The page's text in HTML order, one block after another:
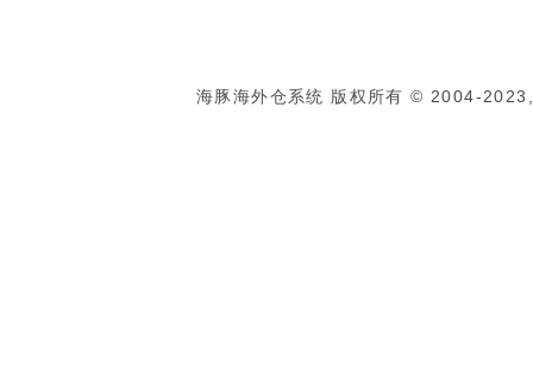
海豚海外仓系统 版权所有 © 2004-